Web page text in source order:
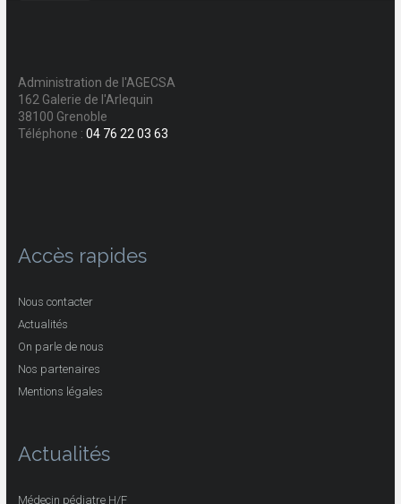
Administration de l'AGECSA
162 Galerie de l'Arlequin
38100 Grenoble
Téléphone : 04 76 22 03 63
Accès rapides
Nous contacter
Actualités
On parle de nous
Nos partenaires
Mentions légales
Actualités
Médecin pédiatre H/F